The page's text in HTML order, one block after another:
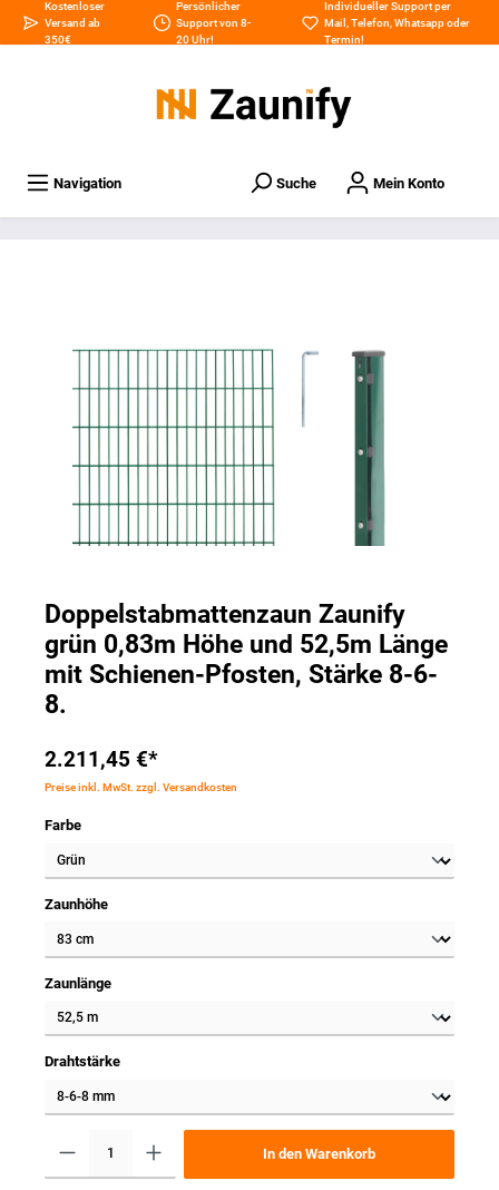
Kostenloser
Versand ab
350€
Persönlicher
Support von 8-
20 Uhr!
Individueller Support per
Mail,Telefon,Whatsappoder
Termin!
Navigation Suche Mein Konto
Doppelstabmattenzaun Zaunify
grün 0,83m Höhe und 52,5m Länge
mit Schienen-Pfosten, Stärke 8-6-
8.
2.211,45 €*
Preise inkl. MwSt. zzgl. Versandkosten
Farbe
Zaunhöhe
Zaunlänge
Drahtstärke
In den Warenkorb